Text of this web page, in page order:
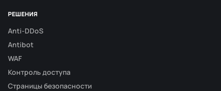
РЕШЕНИЯ
Anti-DDoS
Antibot
WAF
Контроль доступа
Страницы безопасности